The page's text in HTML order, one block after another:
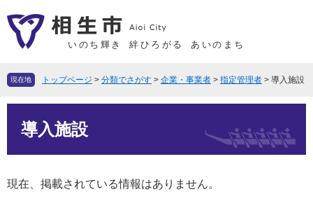
ー
先
ニ
を
へ
いのち輝き 絆ひろがる あいのまち
現在地 トップページ > 分類でさがす > 企業・事業者 > 指定管理者 > 導入施設
導入施設
現在、掲載されている情報はありません。